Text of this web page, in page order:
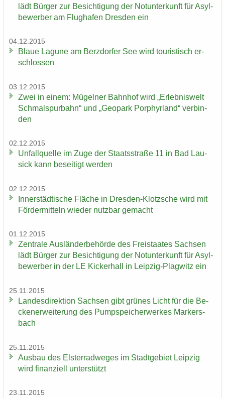
lädt Bür­ger zur Be­sich­ti­gung der Not­un­ter­kunft für Asyl­
be­wer­ber am Flug­ha­fen Dres­den ein
04.12.2015
Blaue La­gu­ne am Berz­dor­fer See wird tou­ris­tisch er­
schlos­sen
03.12.2015
Zwei in einem: Mü­gel­ner Bahn­hof wird „Er­leb­nis­welt
Schmal­spur­bahn“ und „Geo­park Por­phyr­land“ ver­bin­
den
02.12.2015
Un­fall­quel­le im Zuge der Staats­stra­ße 11 in Bad Lau­
sick kann be­sei­tigt wer­den
02.12.2015
In­ner­städ­ti­sche Flä­che in Dresden-​Klotzsche wird mit
För­der­mit­teln wie­der nutz­bar ge­macht
01.12.2015
Zen­tra­le Aus­län­der­be­hör­de des Frei­staa­tes Sach­sen
lädt Bür­ger zur Be­sich­ti­gung der Not­un­ter­kunft für Asyl­
be­wer­ber in der LE Ki­cker­hall in Leipzig-​Plagwitz ein
25.11.2015
Lan­des­di­rek­ti­on Sach­sen gibt grü­nes Licht für die Be­
cken­er­wei­te­rung des Pump­spei­cher­wer­kes Mar­kers­
bach
25.11.2015
Aus­bau des Els­ter­rad­we­ges im Stadt­ge­biet Leip­zig
wird fi­nan­zi­ell un­ter­stützt
23.11.2015